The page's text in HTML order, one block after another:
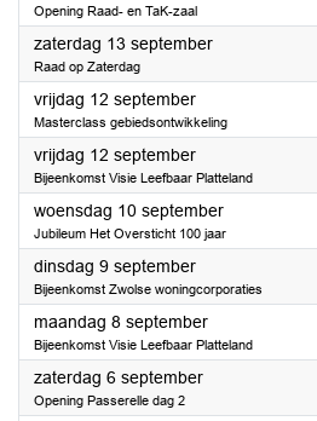
Opening Raad- en TaK-zaal
zaterdag 13 september2025
Raad op Zaterdag
vrijdag 12 september2025
Masterclass gebiedsontwikkeling
vrijdag 12 september2025
Bijeenkomst Visie Leefbaar Platteland
woensdag 10 september2025
Jubileum Het Oversticht 100 jaar
dinsdag 9 september2025
Bijeenkomst Zwolse woningcorporaties
maandag 8 september2025
Bijeenkomst Visie Leefbaar Platteland
zaterdag 6 september2025
Opening Passerelle dag 2